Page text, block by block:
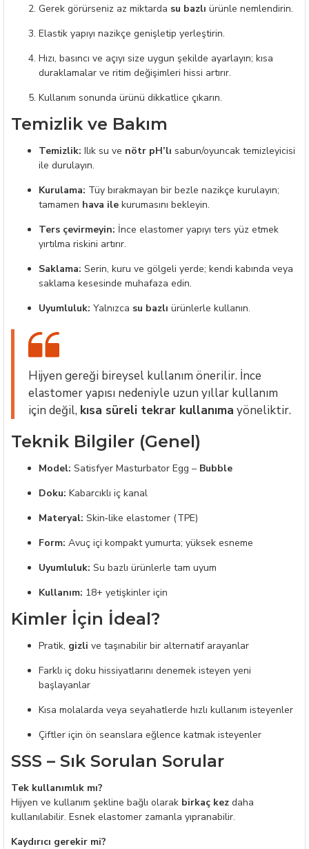
Gerek görürseniz az miktarda su bazlı ürünle nemlendirin.
Elastik yapıyı nazikçe genişletip yerleştirin.
Hızı, basıncı ve açıyı size uygun şekilde ayarlayın; kısa
duraklamalar ve ritim değişimleri hissi artırır.
Kullanım sonunda ürünü dikkatlice çıkarın.
Temizlik ve Bakım
Temizlik: Ilık su ve nötr pH’lı sabun/oyuncak temizleyicisi
ile durulayın.
Kurulama: Tüy bırakmayan bir bezle nazikçe kurulayın;
tamamen hava ile kurumasını bekleyin.
Ters çevirmeyin: İnce elastomer yapıyı ters yüz etmek
yırtılma riskini artırır.
Saklama: Serin, kuru ve gölgeli yerde; kendi kabında veya
saklama kesesinde muhafaza edin.
Uyumluluk: Yalnızca su bazlı ürünlerle kullanın.
Hijyen gereği bireysel kullanım önerilir. İnce
elastomer yapısı nedeniyle uzun yıllar kullanım
için değil, kısa süreli tekrar kullanıma yöneliktir.
Teknik Bilgiler (Genel)
Model: Satisfyer Masturbator Egg – Bubble
Doku: Kabarcıklı iç kanal
Materyal: Skin‑like elastomer (TPE)
Form: Avuç içi kompakt yumurta; yüksek esneme
Uyumluluk: Su bazlı ürünlerle tam uyum
Kullanım: 18+ yetişkinler için
Kimler İçin İdeal?
Pratik, gizli ve taşınabilir bir alternatif arayanlar
Farklı iç doku hissiyatlarını denemek isteyen yeni
başlayanlar
Kısa molalarda veya seyahatlerde hızlı kullanım isteyenler
Çiftler için ön seanslara eğlence katmak isteyenler
SSS – Sık Sorulan Sorular
Tek kullanımlık mı?
Hijyen ve kullanım şekline bağlı olarak birkaç kez daha
kullanılabilir. Esnek elastomer zamanla yıpranabilir.
Kaydırıcı gerekir mi?